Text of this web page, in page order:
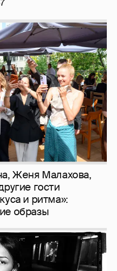
Женя Малахова,
гости
и ритма»:
образы
187